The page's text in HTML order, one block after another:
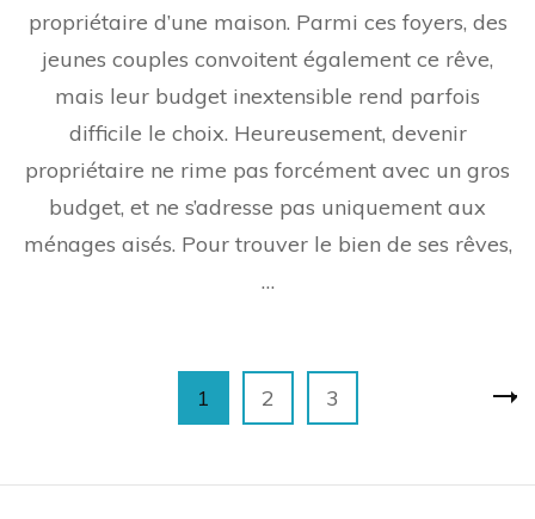
propriétaire d’une maison. Parmi ces foyers, des
jeunes couples convoitent également ce rêve,
mais leur budget inextensible rend parfois
difficile le choix. Heureusement, devenir
propriétaire ne rime pas forcément avec un gros
budget, et ne s’adresse pas uniquement aux
ménages aisés. Pour trouver le bien de ses rêves,
…
Page
1 Page
2 Page
3